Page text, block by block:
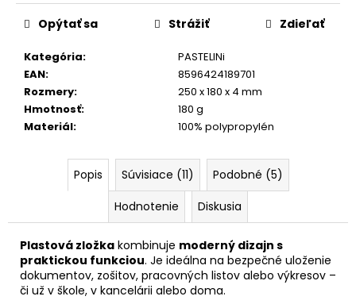
cena:
Kategória:
PASTELINi
EAN:
8596424189701
Rozmery:
250 x 180 x 4 mm
Hmotnosť:
180 g
Materiál: 100% polypropylén
Opýtať sa Strážiť Zdieľať
Popis Súvisiace (11)
Podobné (5)
Hodnotenie
Diskusia
Plastová zložka kombinuje moderný dizajn s
praktickou funkciou. Je ideálna na bezpečné uloženie
dokumentov, zošitov, pracovných listov alebo výkresov –
či už v škole, v kancelárii alebo doma.
ŠTUDENTSKÝ
OXY
SCOOLER
SMILEY
WORLD
57,96
€